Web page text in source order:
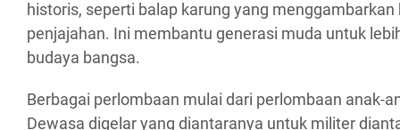
historis, seperti balap karung yang
penjajahan. Ini membantu generasi muda untuk
budaya bangsa.
Berbagai perlombaan mulai dari perlombaan anak-
Dewasa digelar yang diantaranya untuk militer